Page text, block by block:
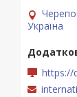
Україна
https://